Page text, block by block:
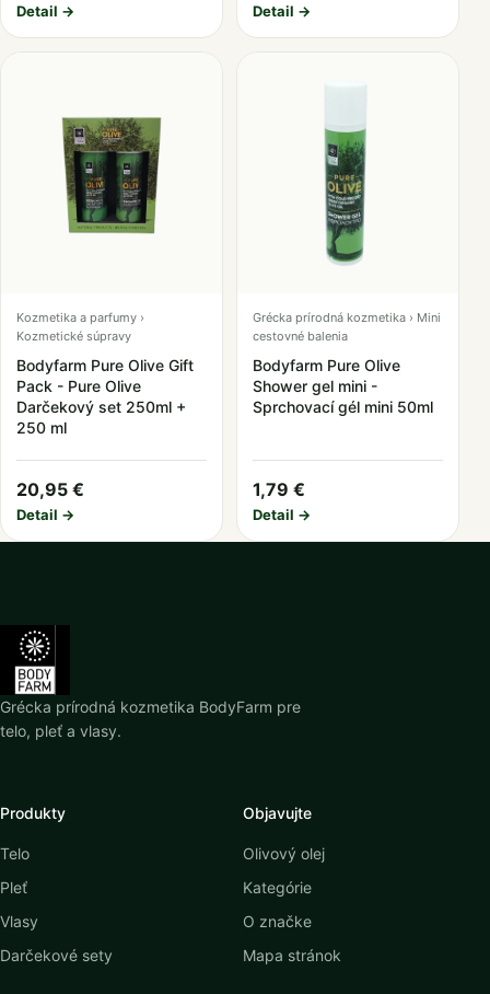
Detail → Detail →
Kozmetika a parfumy ›
Kozmetické súpravy
Bodyfarm Pure Olive Gift
Pack - Pure Olive
Darčekový set 250ml +
250 ml
20,95 €
Detail →
Grécka prírodná kozmetika › Mini
cestovné balenia
Bodyfarm Pure Olive
Shower gel mini -
Sprchovací gél mini 50ml
1,79 €
Detail →
Grécka prírodná kozmetika BodyFarm pre
telo, pleť a vlasy.
Produkty
Telo
Pleť
Vlasy
Darčekové sety
Objavujte
Olivový olej
Kategórie
O značke
Mapa stránok